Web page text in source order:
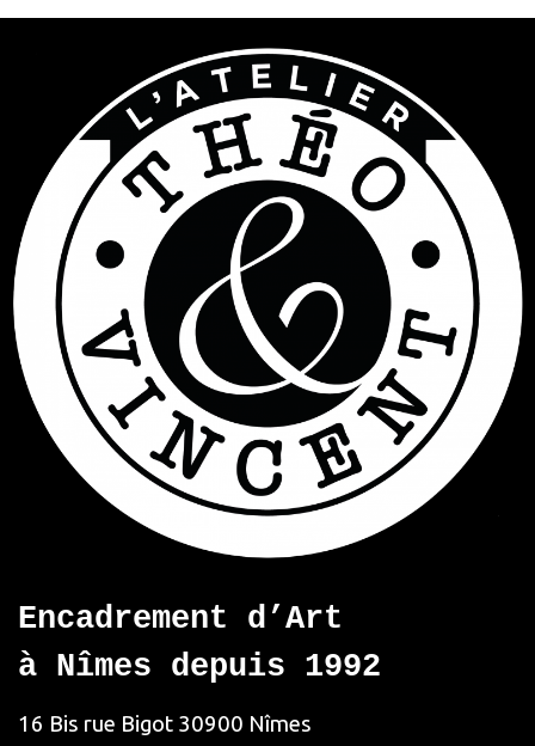
Encadrement d’Art
à Nîmes depuis 1992
16 Bis rue Bigot 30900 Nîmes